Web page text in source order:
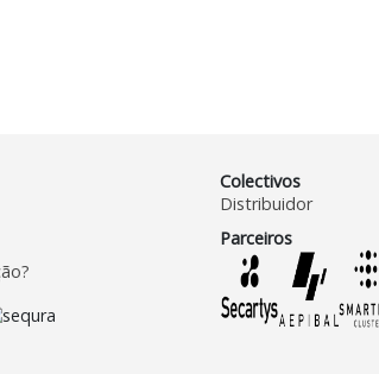
Colectivos
Distribuidor
Parceiros